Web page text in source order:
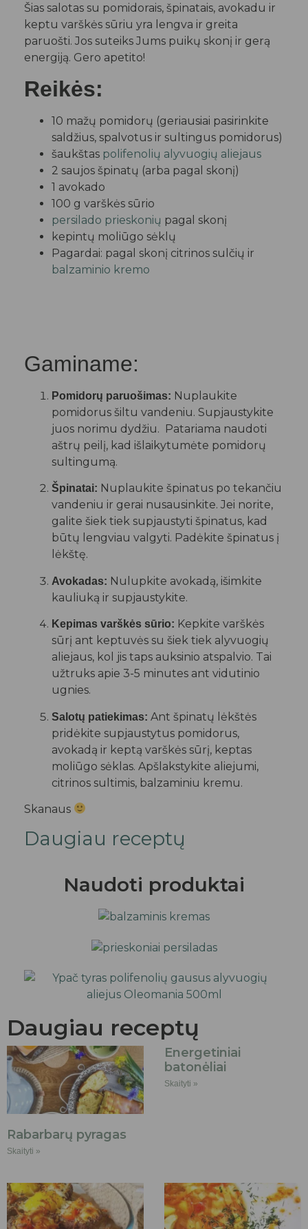
Šias salotas su pomidorais, špinatais, avokadu ir
keptu varškės sūriu yra lengva ir greita
paruošti. Jos suteiks Jums puikų skonį ir gerą
energiją. Gero apetito!
Reikės:
10 mažų pomidorų (geriausiai pasirinkite
saldžius, spalvotus ir sultingus pomidorus)
šaukštas polifenolių alyvuogių aliejaus
2 saujos špinatų (arba pagal skonį)
1 avokado
100 g varškės sūrio
persilado prieskonių pagal skonį
kepintų moliūgo sėklų
Pagardai: pagal skonį citrinos sulčių ir
balzaminio kremo
Gaminame:
Pomidorų paruošimas: Nuplaukite
pomidorus šiltu vandeniu. Supjaustykite
juos norimu dydžiu. Patariama naudoti
aštrų peilį, kad išlaikytumėte pomidorų
sultingumą.
Špinatai: Nuplaukite špinatus po tekančiu
vandeniu ir gerai nusausinkite. Jei norite,
galite šiek tiek supjaustyti špinatus, kad
būtų lengviau valgyti. Padėkite špinatus į
lėkštę.
Avokadas: Nulupkite avokadą, išimkite
kauliuką ir supjaustykite.
Kepimas varškės sūrio: Kepkite varškės
sūrį ant keptuvės su šiek tiek alyvuogių
aliejaus, kol jis taps auksinio atspalvio. Tai
užtruks apie 3-5 minutes ant vidutinio
ugnies.
Salotų patiekimas: Ant špinatų lėkštės
pridėkite supjaustytus pomidorus,
avokadą ir keptą varškės sūrį, keptas
moliūgo sėklas. Apšlakstykite aliejumi,
citrinos sultimis, balzaminiu kremu.
Skanaus
Daugiau receptų
Naudoti produktai
Daugiau receptų
Rabarbarų pyragas
Skaityti »
Energetiniai
batonėliai
Skaityti »